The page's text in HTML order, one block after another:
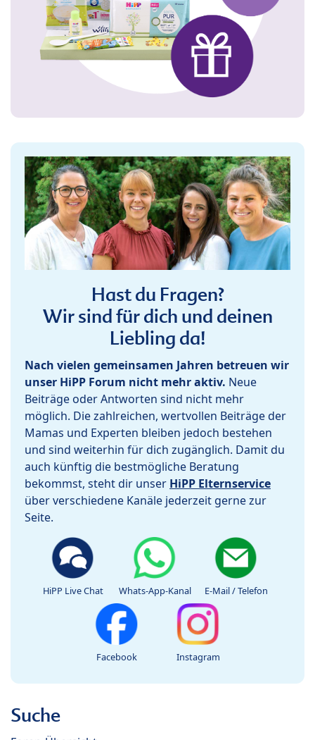
Hast du Fragen?
Wir sind für dich und deinen
Liebling da!
Nach vielen gemeinsamen Jahren betreuen wir
unser HiPP Forum nicht mehr aktiv. Neue
Beiträge oder Antworten sind nicht mehr
möglich. Die zahlreichen, wertvollen Beiträge der
Mamas und Experten bleiben jedoch bestehen
und sind weiterhin für dich zugänglich. Damit du
auch künftig die bestmögliche Beratung
bekommst, steht dir unser HiPP Elternservice
über verschiedene Kanäle jederzeit gerne zur
Seite.
HiPP Live Chat Whats-App-Kanal E-Mail / Telefon
Facebook Instagram
Suche